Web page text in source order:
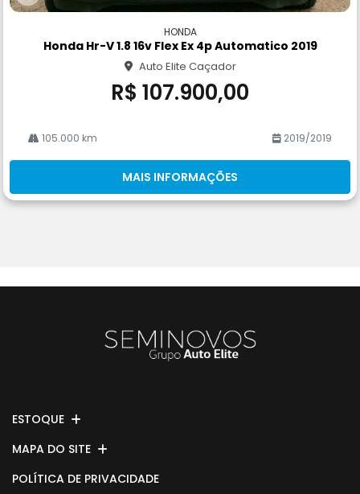
Co
HONDA
Honda Hr-V 1.8 16v Flex Ex 4p Automatico 2019
Auto Elite Caçador
R$ 107.900,00
105.000 km 2019/2019
MAIS INFORMAÇÕES
ESTOQUE
MAPA DO SITE
POLÍTICA DE PRIVACIDADE